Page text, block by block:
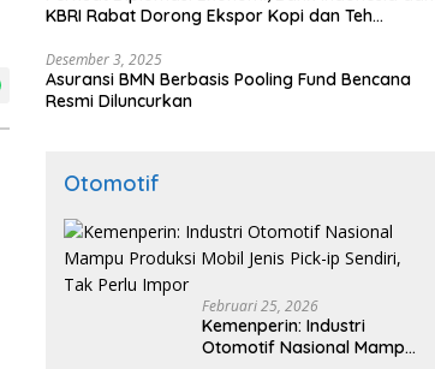
KBRI Rabat Dorong Ekspor Kopi dan Teh
Desember 3, 2025
Asuransi BMN Berbasis Pooling Fund Bencana
Resmi Diluncurkan
Otomotif
Februari 25, 2026
Kemenperin: Industri
Otomotif Nasional Mampu